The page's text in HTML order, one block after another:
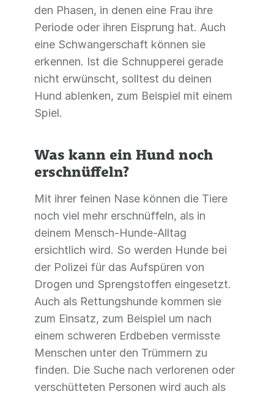
den Phasen, in denen eine Frau ihre
Periode oder ihren Eisprung hat. Auch
eine Schwangerschaft können sie
erkennen. Ist die Schnupperei gerade
nicht erwünscht, solltest du deinen
Hund ablenken, zum Beispiel mit einem
Spiel.
Was kann ein Hund noch
erschnüffeln?
Mit ihrer feinen Nase können die Tiere
noch viel mehr erschnüffeln, als in
deinem Mensch-Hunde-Alltag
ersichtlich wird. So werden Hunde bei
der Polizei für das Aufspüren von
Drogen und Sprengstoffen eingesetzt.
Auch als Rettungshunde kommen sie
zum Einsatz, zum Beispiel um nach
einem schweren Erdbeben vermisste
Menschen unter den Trümmern zu
finden. Die Suche nach verlorenen oder
verschütteten Personen wird auch als